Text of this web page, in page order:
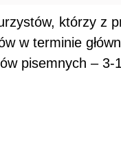
którzy z
w terminie
pisemnych –